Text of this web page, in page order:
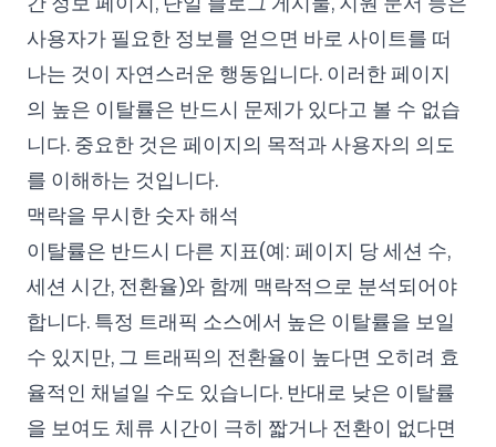
사용자가 필요한 정보를 얻으면 바로 사이트를 떠
나는 것이 자연스러운 행동입니다. 이러한 페이지
의 높은 이탈률은 반드시 문제가 있다고 볼 수 없습
니다. 중요한 것은 페이지의 목적과 사용자의 의도
를 이해하는 것입니다.
맥락을 무시한 숫자 해석
이탈률은 반드시 다른 지표(예: 페이지 당 세션 수,
세션 시간, 전환율)와 함께 맥락적으로 분석되어야
합니다. 특정 트래픽 소스에서 높은 이탈률을 보일
수 있지만, 그 트래픽의 전환율이 높다면 오히려 효
율적인 채널일 수도 있습니다. 반대로 낮은 이탈률
을 보여도 체류 시간이 극히 짧거나 전환이 없다면